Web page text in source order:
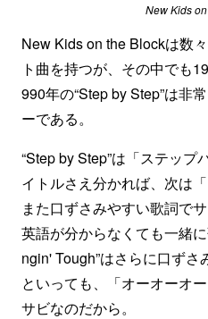
New Kids
New Kids on the Blockは数
ト曲を持つが、その中でも
990年の“Step by Step”は非
ーである。
“Step by Step”は「ステップ
イトルさえ分かれば、次は
また口ずさみやすい歌詞で
英語が分からなくても一緒
ngin' Tough”はさらに口ず
といっても、「オーオーオ
サビなのだから。